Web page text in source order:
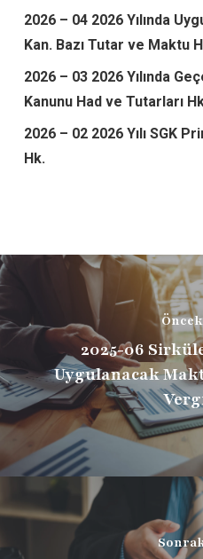
2026 – 04 2026 Yılında
Kan. Bazı Tutar ve Maktu
2026 – 03 2026 Yılında
Kanunu Had ve Tutarları
2026 – 02 2026 Yılı SGK
Hk.
2025-06
Uygulanacak